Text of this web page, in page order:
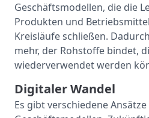
Geschäftsmodellen, die die
Produkten und
Kreisläufe schließen.
mehr, der Rohstoffe bindet,
wiederverwendet werden
Digitaler Wandel
Es gibt verschiedene